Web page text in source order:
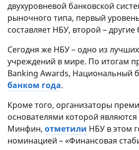
двухуровневой банковской
рыночного типа, первый
составляет НБУ, второй – другие
Сегодня же НБУ – одно из
учреждений в мире. По итогам
Banking Awards, Национальный
банком года.
Кроме того, организаторы
основателями которой
Минфин, отметили НБУ в этом
номинацией – «Финансовая